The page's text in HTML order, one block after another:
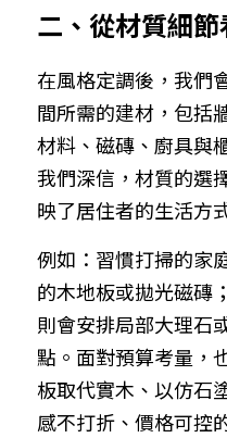
二、從材質細
在風格定調後，我們
間所需的建材，包括
材料、磁磚、廚具與
我們深信，材質的選
映了居住者的生活方
例如：習慣打掃的家
的木地板或拋光磁磚
則會安排局部大理石
點。面對預算考量，
板取代實木、以仿石
感不打折、價格可控